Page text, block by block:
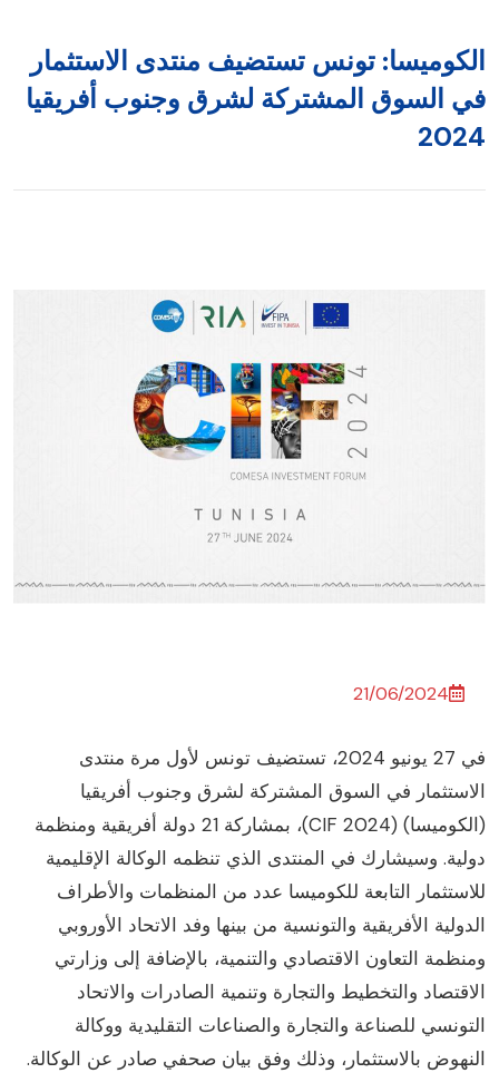
تونس تستضيف منتدى الاستثمار
السوق المشتركة لشرق وجنوب أفريقيا
21/06/2024
في 27 يونيو 2024، تستضيف تونس لأول مرة منتدى
في السوق المشتركة لشرق وجنوب أفريقيا
(الكوميسا) (CIF 2024)، بمشاركة 21 دولة أفريقية ومنظمة
وسيشارك في المنتدى الذي تنظمه الوكالة الإقليمية
التابعة للكوميسا عدد من المنظمات والأطراف
الأفريقية والتونسية من بينها وفد الاتحاد الأوروبي
التعاون الاقتصادي والتنمية، بالإضافة إلى وزارتي
والتخطيط والتجارة وتنمية الصادرات والاتحاد
للصناعة والتجارة والصناعات التقليدية ووكالة
بالاستثمار، وذلك وفق بيان صحفي صادر عن الوكالة.